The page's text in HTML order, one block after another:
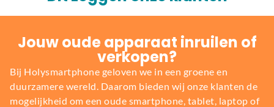
Jouw oude apparaat inruilen of
verkopen?
Bij Holysmartphone geloven we in een groene en
duurzamere wereld. Daarom bieden wij onze klanten de
mogelijkheid om een oude smartphone, tablet, laptop of